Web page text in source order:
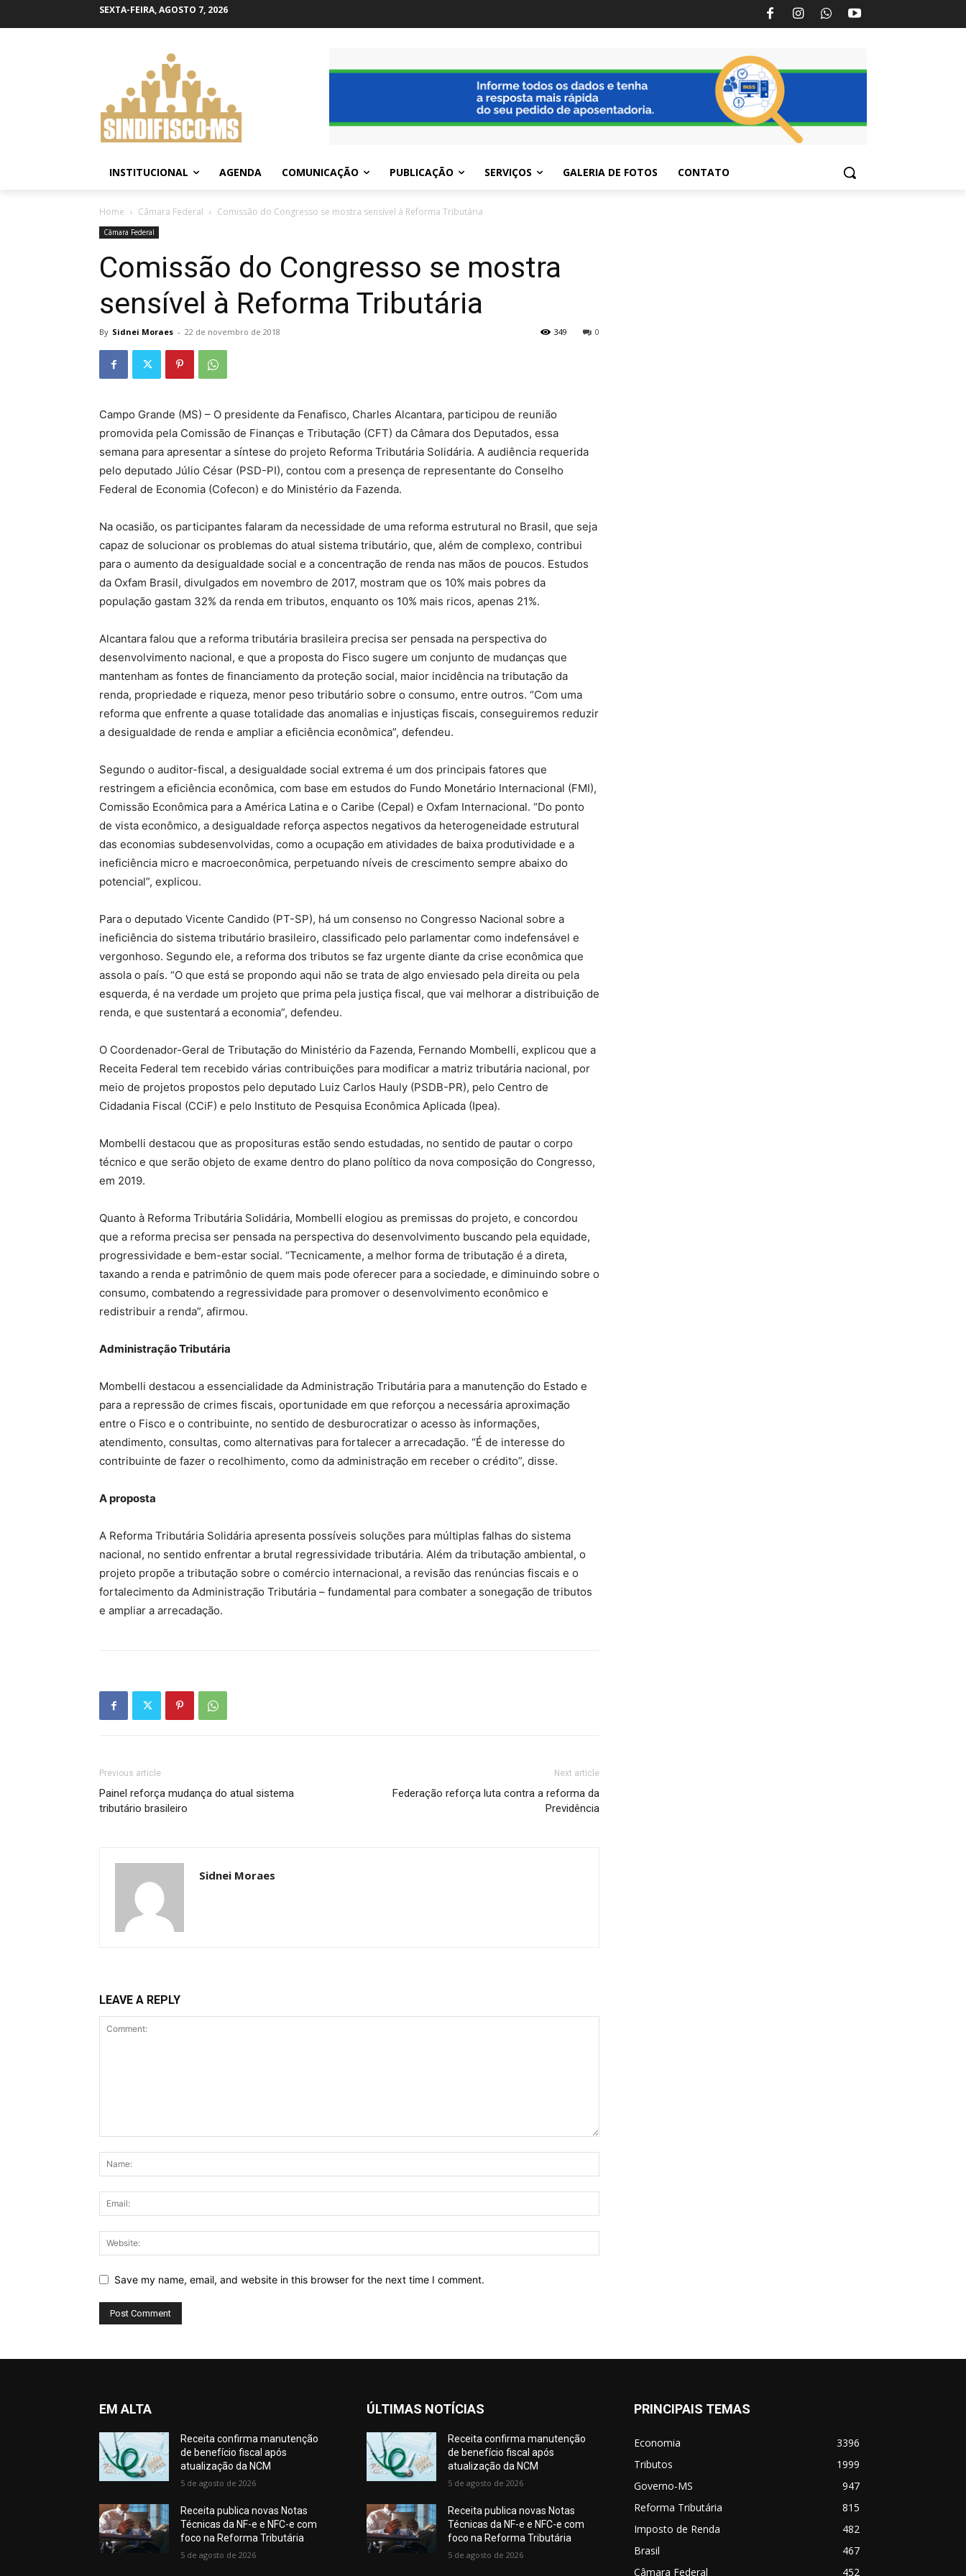
SEXTA-FEIRA, AGOSTO 7, 2026
INSTITUCIONAL AGENDA COMUNICAÇÃO PUBLICAÇÃO SERVIÇOS GALERIA DE FOTOS CONTATO
Home Câmara Federal Comissão do Congresso se mostra sensível à Reforma Tributária
Câmara Federal
Comissão do Congresso se mostra
sensível à Reforma Tributária
By Sidnei Moraes - 22 de novembro de 2018 0
349
Campo Grande (MS) – O presidente da Fenafisco, Charles Alcantara, participou de reunião
promovida pela Comissão de Finanças e Tributação (CFT) da Câmara dos Deputados, essa
semana para apresentar a síntese do projeto Reforma Tributária Solidária. A audiência requerida
pelo deputado Júlio César (PSD-PI), contou com a presença de representante do Conselho
Federal de Economia (Cofecon) e do Ministério da Fazenda.
Na ocasião, os participantes falaram da necessidade de uma reforma estrutural no Brasil, que seja
capaz de solucionar os problemas do atual sistema tributário, que, além de complexo, contribui
para o aumento da desigualdade social e a concentração de renda nas mãos de poucos. Estudos
da Oxfam Brasil, divulgados em novembro de 2017, mostram que os 10% mais pobres da
população gastam 32% da renda em tributos, enquanto os 10% mais ricos, apenas 21%.
Alcantara falou que a reforma tributária brasileira precisa ser pensada na perspectiva do
desenvolvimento nacional, e que a proposta do Fisco sugere um conjunto de mudanças que
mantenham as fontes de financiamento da proteção social, maior incidência na tributação da
renda, propriedade e riqueza, menor peso tributário sobre o consumo, entre outros. “Com uma
reforma que enfrente a quase totalidade das anomalias e injustiças fiscais, conseguiremos reduzir
a desigualdade de renda e ampliar a eficiência econômica”, defendeu.
Segundo o auditor-fiscal, a desigualdade social extrema é um dos principais fatores que
restringem a eficiência econômica, com base em estudos do Fundo Monetário Internacional (FMI),
Comissão Econômica para a América Latina e o Caribe (Cepal) e Oxfam Internacional. “Do ponto
de vista econômico, a desigualdade reforça aspectos negativos da heterogeneidade estrutural
das economias subdesenvolvidas, como a ocupação em atividades de baixa produtividade e a
ineficiência micro e macroeconômica, perpetuando níveis de crescimento sempre abaixo do
potencial”, explicou.
Para o deputado Vicente Candido (PT-SP), há um consenso no Congresso Nacional sobre a
ineficiência do sistema tributário brasileiro, classificado pelo parlamentar como indefensável e
vergonhoso. Segundo ele, a reforma dos tributos se faz urgente diante da crise econômica que
assola o país. “O que está se propondo aqui não se trata de algo enviesado pela direita ou pela
esquerda, é na verdade um projeto que prima pela justiça fiscal, que vai melhorar a distribuição de
renda, e que sustentará a economia”, defendeu.
O Coordenador-Geral de Tributação do Ministério da Fazenda, Fernando Mombelli, explicou que a
Receita Federal tem recebido várias contribuições para modificar a matriz tributária nacional, por
meio de projetos propostos pelo deputado Luiz Carlos Hauly (PSDB-PR), pelo Centro de
Cidadania Fiscal (CCiF) e pelo Instituto de Pesquisa Econômica Aplicada (Ipea).
Mombelli destacou que as proposituras estão sendo estudadas, no sentido de pautar o corpo
técnico e que serão objeto de exame dentro do plano político da nova composição do Congresso,
em 2019.
Quanto à Reforma Tributária Solidária, Mombelli elogiou as premissas do projeto, e concordou
que a reforma precisa ser pensada na perspectiva do desenvolvimento buscando pela equidade,
progressividade e bem-estar social. “Tecnicamente, a melhor forma de tributação é a direta,
taxando a renda e patrimônio de quem mais pode oferecer para a sociedade, e diminuindo sobre o
consumo, combatendo a regressividade para promover o desenvolvimento econômico e
redistribuir a renda”, afirmou.
Administração Tributária
Mombelli destacou a essencialidade da Administração Tributária para a manutenção do Estado e
para a repressão de crimes fiscais, oportunidade em que reforçou a necessária aproximação
entre o Fisco e o contribuinte, no sentido de desburocratizar o acesso às informações,
atendimento, consultas, como alternativas para fortalecer a arrecadação. “É de interesse do
contribuinte de fazer o recolhimento, como da administração em receber o crédito”, disse.
A proposta
A Reforma Tributária Solidária apresenta possíveis soluções para múltiplas falhas do sistema
nacional, no sentido enfrentar a brutal regressividade tributária. Além da tributação ambiental, o
projeto propõe a tributação sobre o comércio internacional, a revisão das renúncias fiscais e o
fortalecimento da Administração Tributária – fundamental para combater a sonegação de tributos
e ampliar a arrecadação.
Previous article
Painel reforça mudança do atual sistema
tributário brasileiro
Next article
Federação reforça luta contra a reforma da
Previdência
Sidnei Moraes
LEAVE A REPLY
Save my name, email, and website in this browser for the next time I comment.
EM ALTA
Receita confirma manutenção
de benefício fiscal após
atualização da NCM
5 de agosto de 2026
Receita publica novas Notas
Técnicas da NF-e e NFC-e com
foco na Reforma Tributária
5 de agosto de 2026
ÚLTIMAS NOTÍCIAS
Receita confirma manutenção
de benefício fiscal após
atualização da NCM
5 de agosto de 2026
Receita publica novas Notas
Técnicas da NF-e e NFC-e com
foco na Reforma Tributária
5 de agosto de 2026
PRINCIPAIS TEMAS
Economia
3396
Tributos
1999
Governo-MS
947
Reforma Tributária
815
Imposto de Renda
482
Brasil
467
Câmara Federal
452